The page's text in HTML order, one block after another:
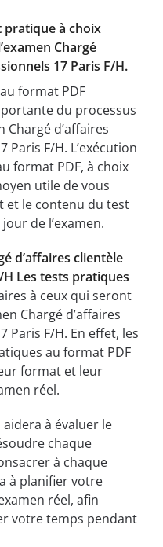
pratique à choix
Chargé
17 Paris F/H.
format PDF
du processus
Chargé d’affaires
Paris F/H. L’exécution
format PDF, à choix
utile de vous
et le contenu du test
de l’examen.
d’affaires clientèle
Les tests pratiques
à ceux qui seront
Chargé d’affaires
Paris F/H. En effet, les
au format PDF
format et leur
réel.
aidera à évaluer le
chaque
à chaque
à planifier votre
réel, afin
votre temps pendant